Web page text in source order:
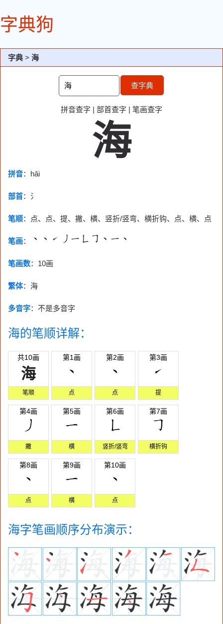
字典狗
字典 > 海
查字典
拼音查字 | 部首查字 | 笔画查字
海
拼音：hǎi
部首： 氵
笔顺：点、点、提、撇、横、竖折/竖弯、横折钩、点、横、点
笔画：
笔画数： 10画
繁体：海
多音字：不是多音字
海的笔顺详解：
共10画
海
笔顺
第1画
点
第2画
点
第3画
提
第4画
撇
第5画
横
第6画
竖折/竖弯
第7画
横折钩
第8画
点
第9画
横
第10画
点
海字笔画顺序分布演示：